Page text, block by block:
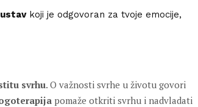
koji je odgovoran za tvoje emocije,
svrhu. O važnosti svrhe u životu govori
pomaže otkriti svrhu i nadvladati